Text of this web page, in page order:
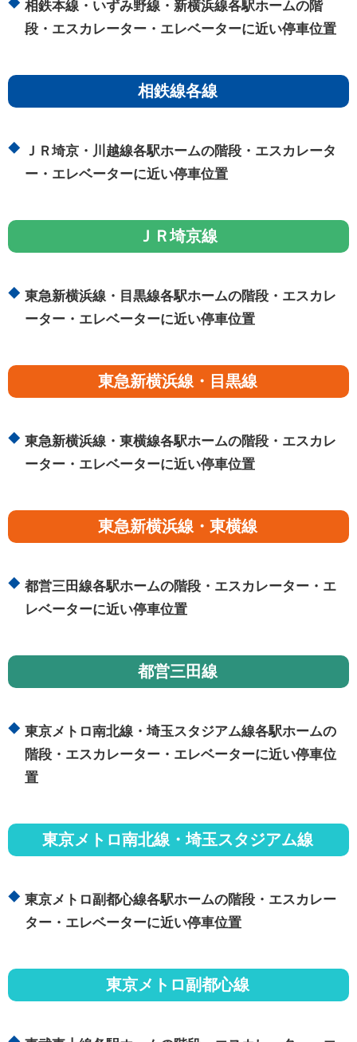
相鉄本線・いずみ野線・新横浜線各駅ホームの階
段・エスカレーター・エレベーターに近い停車位置
相鉄線各線
ＪＲ埼京・川越線各駅ホームの階段・エスカレータ
ー・エレベーターに近い停車位置
ＪＲ埼京線
東急新横浜線・目黒線各駅ホームの階段・エスカレ
ーター・エレベーターに近い停車位置
東急新横浜線・目黒線
東急新横浜線・東横線各駅ホームの階段・エスカレ
ーター・エレベーターに近い停車位置
東急新横浜線・東横線
都営三田線各駅ホームの階段・エスカレーター・エ
レベーターに近い停車位置
都営三田線
東京メトロ南北線・埼玉スタジアム線各駅ホームの
階段・エスカレーター・エレベーターに近い停車位
置
東京メトロ南北線・埼玉スタジアム線
東京メトロ副都心線各駅ホームの階段・エスカレー
ター・エレベーターに近い停車位置
東京メトロ副都心線